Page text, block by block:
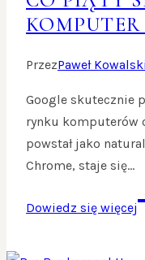
PrzezPaweł Kowalski
Google skutecznie
rynku komputerów
powstał jako
Chrome, staje się…
Dowiedz się więcej